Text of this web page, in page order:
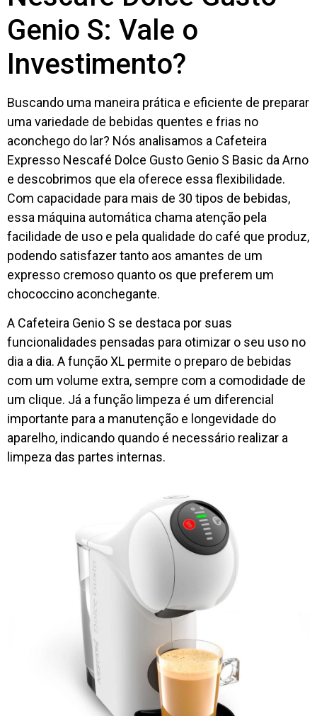
Genio S: Vale o
Investimento?
Buscando uma maneira prática e eficiente de preparar
uma variedade de bebidas quentes e frias no
aconchego do lar? Nós analisamos a Cafeteira
Expresso Nescafé Dolce Gusto Genio S Basic da Arno
e descobrimos que ela oferece essa flexibilidade.
Com capacidade para mais de 30 tipos de bebidas,
essa máquina automática chama atenção pela
facilidade de uso e pela qualidade do café que produz,
podendo satisfazer tanto aos amantes de um
expresso cremoso quanto os que preferem um
chococcino aconchegante.
A Cafeteira Genio S se destaca por suas
funcionalidades pensadas para otimizar o seu uso no
dia a dia. A função XL permite o preparo de bebidas
com um volume extra, sempre com a comodidade de
um clique. Já a função limpeza é um diferencial
importante para a manutenção e longevidade do
aparelho, indicando quando é necessário realizar a
limpeza das partes internas.